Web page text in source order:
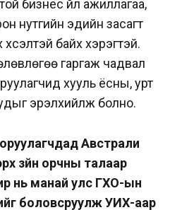
бизнес үйл ажиллагаа,
нутгийн эдийн засагт
байх хэрэгтэй.
гаргаж чадвал
хууль ёсны, урт
эрэлхийлж болно.
Австрали
зүйн орчны талаар
нь манай улс ГХО-ын
боловсруулж УИХ-аар